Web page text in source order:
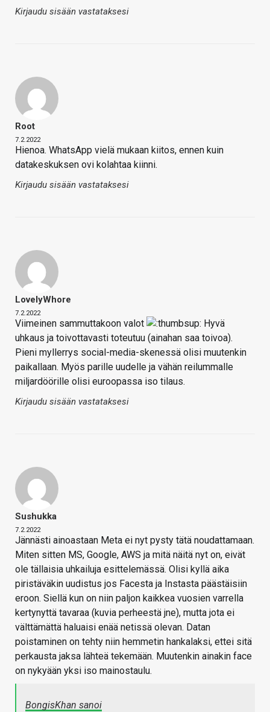
Kirjaudu sisään vastataksesi
Root
7.2.2022
Hienoa. WhatsApp vielä mukaan kiitos, ennen kuin
datakeskuksen ovi kolahtaa kiinni.
Kirjaudu sisään vastataksesi
LovelyWhore
7.2.2022
Viimeinen sammuttakoon valot
Hyvä
uhkaus ja toivottavasti toteutuu (ainahan saa toivoa).
Pieni myllerrys social-media-skenessä olisi muutenkin
paikallaan. Myös parille uudelle ja vähän reilummalle
miljardöörille olisi euroopassa iso tilaus.
Kirjaudu sisään vastataksesi
Sushukka
7.2.2022
Jännästi ainoastaan Meta ei nyt pysty tätä noudattamaan.
Miten sitten MS, Google, AWS ja mitä näitä nyt on, eivät
ole tällaisia uhkailuja esittelemässä. Olisi kyllä aika
piristäväkin uudistus jos Facesta ja Instasta päästäisiin
eroon. Siellä kun on niin paljon kaikkea vuosien varrella
kertynyttä tavaraa (kuvia perheestä jne), mutta jota ei
välttämättä haluaisi enää netissä olevan. Datan
poistaminen on tehty niin hemmetin hankalaksi, ettei sitä
perkausta jaksa lähteä tekemään. Muutenkin ainakin face
on nykyään yksi iso mainostaulu.
BongisKhan sanoi